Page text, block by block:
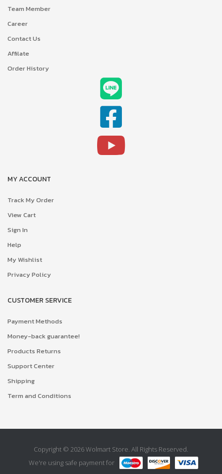
Team Member
Career
Contact Us
Affilate
Order History
MY ACCOUNT
Track My Order
View Cart
Sign In
Help
My Wishlist
Privacy Policy
CUSTOMER SERVICE
Payment Methods
Money-back guarantee!
Products Returns
Support Center
Shipping
Term and Conditions
Copyright © 2026 Wolmart Store. All Rights Reserved.
We're using safe payment for